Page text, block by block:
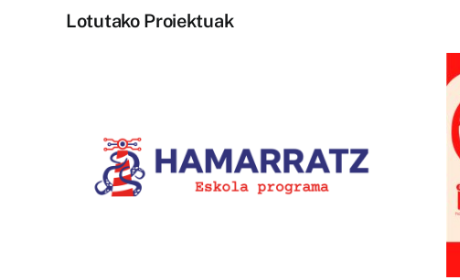
Lotutako Proiektuak
Durangoko Azoka